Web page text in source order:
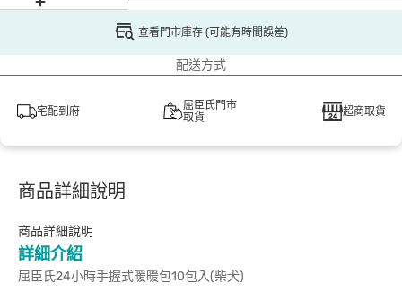
查看門市庫存 (可能有時間誤差)
配送方式
宅配到府
屈臣氏門市
取貨
超商取貨
商品詳細說明
商品詳細說明
詳細介紹
屈臣氏24小時手握式暖暖包10包入(柴犬)